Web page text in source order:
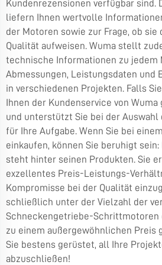
Kundenrezensionen verfügbar sind.
liefern Ihnen wertvolle
der Motoren sowie zur Frage, ob sie
Qualität aufweisen. Wuma stellt
technische Informationen zu jedem
Abmessungen, Leistungsdaten und
in verschiedenen Projekten. Falls
Ihnen der Kundenservice von Wuma
und unterstützt Sie bei der
für Ihre Aufgabe. Wenn Sie bei
einkaufen, können Sie beruhigt
steht hinter seinen Produkten. Sie
exzellentes Preis-Leistungs-
Kompromisse bei der Qualität
schließlich unter der Vielzahl der
Schneckengetriebe-Schrittmotoren
zu einem außergewöhnlichen Preis
Sie bestens gerüstet, all Ihre
abzuschließen!